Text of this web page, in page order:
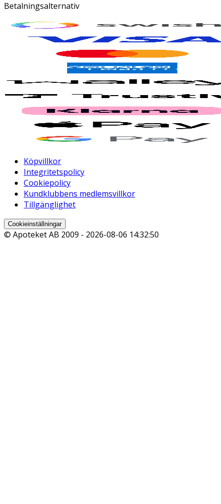
Betalningsalternativ
Köpvillkor
Integritetspolicy
Cookiepolicy
Kundklubbens medlemsvillkor
Tillgänglighet
Cookieinställningar
© Apoteket AB 2009 - 2026-08-06 14:32:50